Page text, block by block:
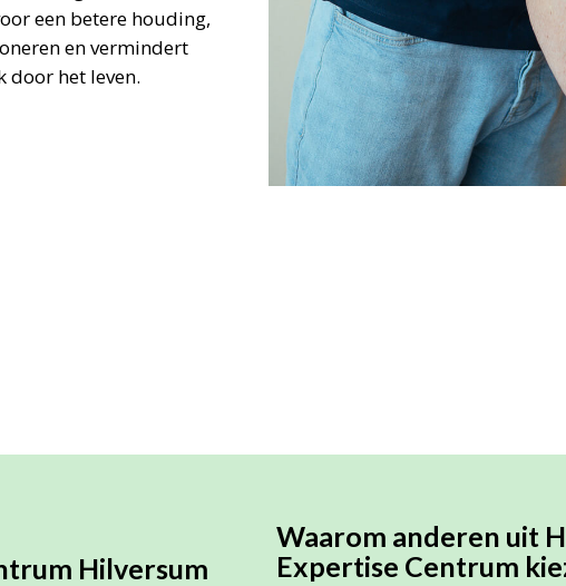
een betere houding,
en vermindert
door het leven.
Hilversum
Waarom anderen uit
Expertise Centrum